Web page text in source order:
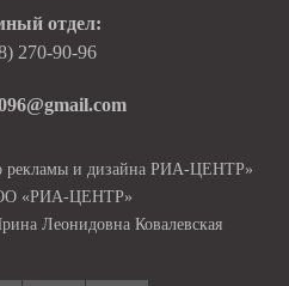
отдел:
270-90-96
рекламы и дизайна РИА-ЦЕНТР»
«РИА-ЦЕНТР»
Леонидовна Ковалевская